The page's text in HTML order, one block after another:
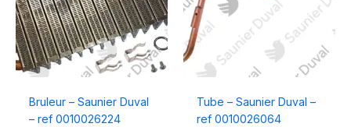
Bruleur – Saunier Duval
– ref 0010026224
Tube – Saunier Duval –
ref 0010026064